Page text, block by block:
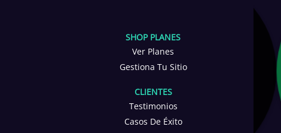
SHOP PLANES
Ver Planes
Gestiona Tu Sitio
CLIENTES
Testimonios
Casos De Éxito
CONTÁCTANOS
¡TE ESTAMOS ESPERANDO!